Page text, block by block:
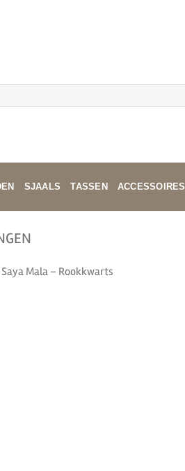
SJAALS TASSEN ACCESSOIRES